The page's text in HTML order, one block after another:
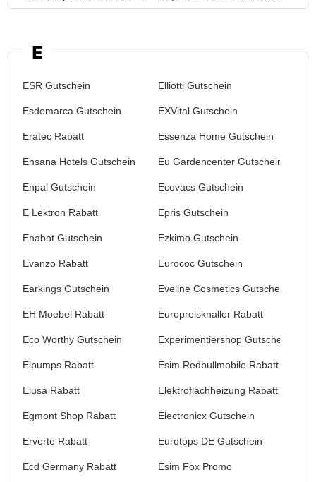
E
ESR Gutschein Elliotti Gutschein
Esdemarca Gutschein EXVital Gutschein
Eratec Rabatt Essenza Home Gutschein
Ensana Hotels Gutschein Eu Gardencenter Gutschein
Enpal Gutschein Ecovacs Gutschein
E Lektron Rabatt Epris Gutschein
Enabot Gutschein Ezkimo Gutschein
Evanzo Rabatt Eurococ Gutschein
Earkings Gutschein Eveline Cosmetics Gutschein
EH Moebel Rabatt Europreisknaller Rabatt
Eco Worthy Gutschein Experimentiershop Gutschein
Elpumps Rabatt Esim Redbullmobile Rabatt
Elusa Rabatt Elektroflachheizung Rabatt
Egmont Shop Rabatt Electronicx Gutschein
Erverte Rabatt Eurotops DE Gutschein
Ecd Germany Rabatt Esim Fox Promo